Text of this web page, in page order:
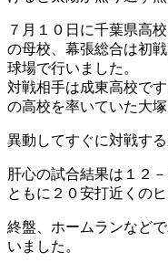
７月１０日に千葉県高
の母校、幕張総合は初
球場で行いました。
対戦相手は成東高校で
の高校を率いていた大
異動してすぐに対戦す
肝心の試合結果は１２
ともに２０安打近くの
終盤、ホームランなど
いました。